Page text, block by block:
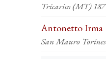
Tricarico (MT)
Antonetto Irma
San Mauro